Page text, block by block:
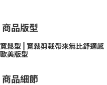
商品版型
寬鬆型 | 寬鬆剪裁帶來無比舒適感
歐美版型
商品細節